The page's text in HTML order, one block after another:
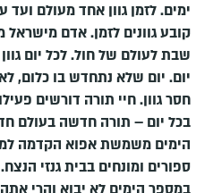
ימים. לזמן גוון אחד מעולם
קובע גוונים לזמן. אדם
שבת לעולם של חול. לכל יום
יום. יום שלא נתחדש בו כלום,
חסר גוון. חיי תורה דורשים
בכל יום – תורה חדשה בעולם
הימים משמשת אפוא הקדמה
ספורים ומונחים בבית גנזי